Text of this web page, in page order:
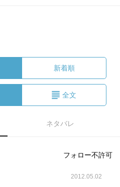
新着順
全文
ネタバレ
フォロー不許可
2012.05.02